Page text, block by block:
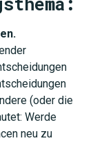
(oder die
Werde
neu zu